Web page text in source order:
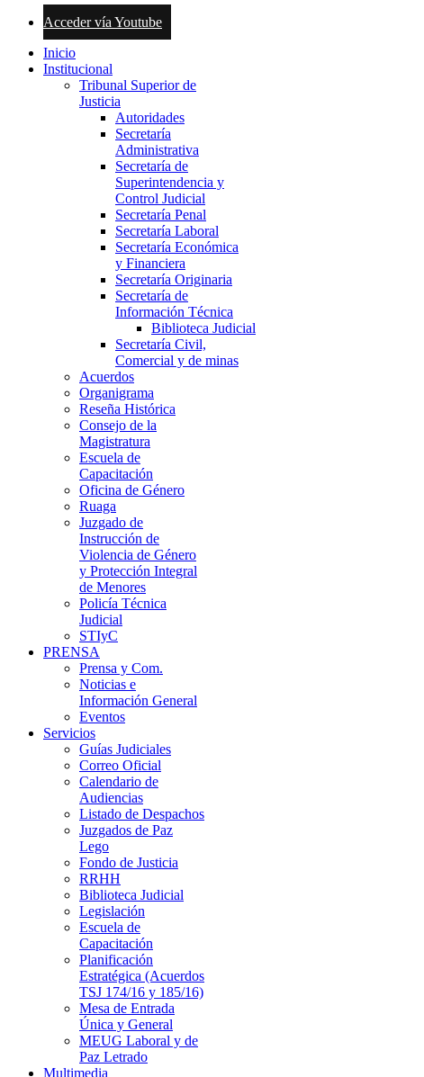
Acceder vía Youtube
Inicio
Institucional
Tribunal Superior de
Justicia
Autoridades
Secretaría
Administrativa
Secretaría de
Superintendencia y
Control Judicial
Secretaría Penal
Secretaría Laboral
Secretaría Económica
y Financiera
Secretaría Originaria
Secretaría de
Información Técnica
Biblioteca Judicial
Secretaría Civil,
Comercial y de minas
Acuerdos
Organigrama
Reseña Histórica
Consejo de la
Magistratura
Escuela de
Capacitación
Oficina de Género
Ruaga
Juzgado de
Instrucción de
Violencia de Género
y Protección Integral
de Menores
Policía Técnica
Judicial
STIyC
PRENSA
Prensa y Com.
Noticias e
Información General
Eventos
Servicios
Guías Judiciales
Correo Oficial
Calendario de
Audiencias
Listado de Despachos
Juzgados de Paz
Lego
Fondo de Justicia
RRHH
Biblioteca Judicial
Legislación
Escuela de
Capacitación
Planificación
Estratégica (Acuerdos
TSJ 174/16 y 185/16)
Mesa de Entrada
Única y General
MEUG Laboral y de
Paz Letrado
Multimedia